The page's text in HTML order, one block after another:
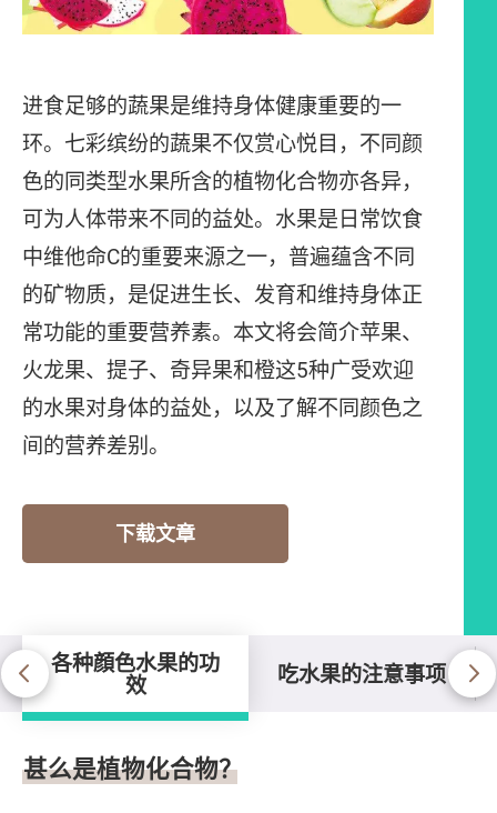
进食足够的蔬果是维持身体健康重要的一
环。七彩缤纷的蔬果不仅赏心悦目，不同颜
色的同类型水果所含的植物化合物亦各异，
可为人体带来不同的益处。水果是日常饮食
中维他命C的重要来源之一，普遍蕴含不同
的矿物质，是促进生长、发育和维持身体正
常功能的重要营养素。本文将会简介苹果、
火龙果、提子、奇异果和橙这5种广受欢迎
的水果对身体的益处，以及了解不同颜色之
间的营养差别。
下载文章
各种顔色水果的功
效 吃水果的注意事项
各种顔色水果的功效
甚么是植物化合物？